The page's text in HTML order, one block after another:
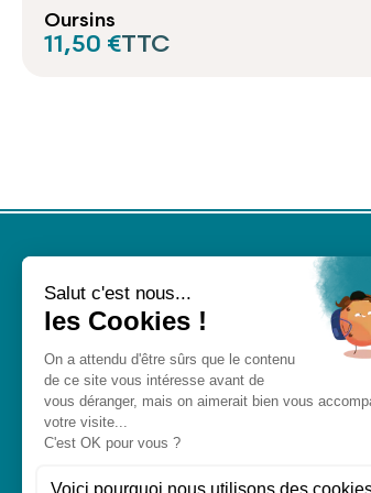
Oursins
11,50 €TTC